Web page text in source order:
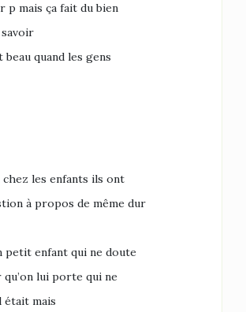
p mais ça fait du bien
savoir
beau quand les gens
les enfants ils ont
à propos de même dur
petit enfant qui ne doute
qu’on lui porte qui ne
était mais